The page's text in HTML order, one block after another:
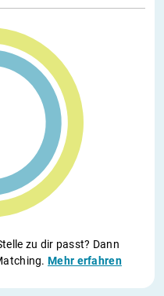
zu dir passt? Dann
Mehr erfahren